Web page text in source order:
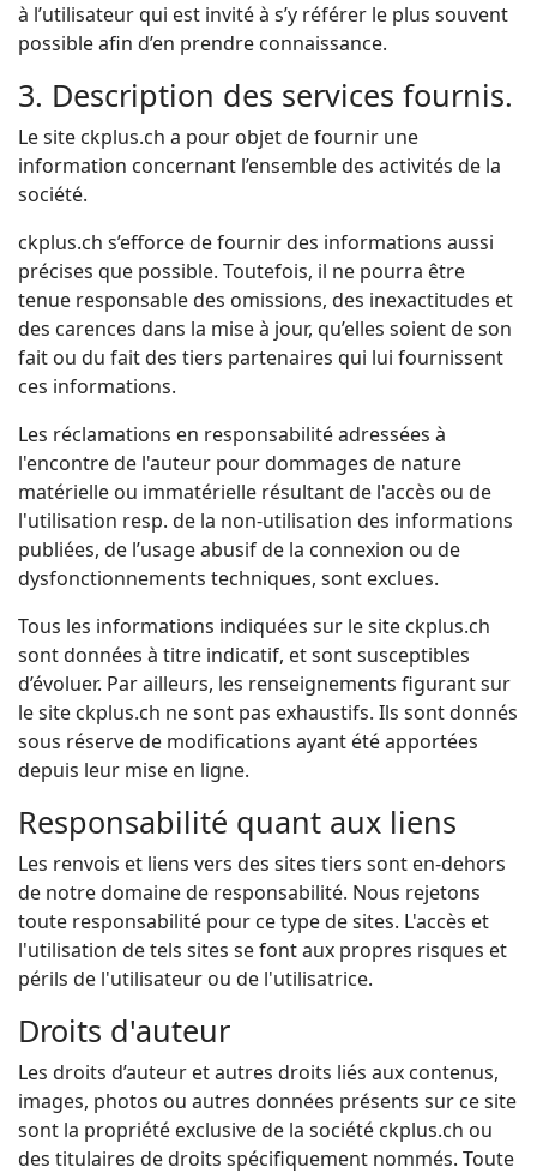
à l’utilisateur qui est invité à s’y référer le plus souvent
possible afin d’en prendre connaissance.
3. Description des services fournis.
Le site ckplus.ch a pour objet de fournir une
information concernant l’ensemble des activités de la
société.
ckplus.ch s’efforce de fournir des informations aussi
précises que possible. Toutefois, il ne pourra être
tenue responsable des omissions, des inexactitudes et
des carences dans la mise à jour, qu’elles soient de son
fait ou du fait des tiers partenaires qui lui fournissent
ces informations.
Les réclamations en responsabilité adressées à
l'encontre de l'auteur pour dommages de nature
matérielle ou immatérielle résultant de l'accès ou de
l'utilisation resp. de la non-utilisation des informations
publiées, de l’usage abusif de la connexion ou de
dysfonctionnements techniques, sont exclues.
Tous les informations indiquées sur le site ckplus.ch
sont données à titre indicatif, et sont susceptibles
d’évoluer. Par ailleurs, les renseignements figurant sur
le site ckplus.ch ne sont pas exhaustifs. Ils sont donnés
sous réserve de modifications ayant été apportées
depuis leur mise en ligne.
Responsabilité quant aux liens
Les renvois et liens vers des sites tiers sont en-dehors
de notre domaine de responsabilité. Nous rejetons
toute responsabilité pour ce type de sites. L'accès et
l'utilisation de tels sites se font aux propres risques et
périls de l'utilisateur ou de l'utilisatrice.
Droits d'auteur
Les droits d’auteur et autres droits liés aux contenus,
images, photos ou autres données présents sur ce site
sont la propriété exclusive de la société ckplus.ch ou
des titulaires de droits spécifiquement nommés. Toute